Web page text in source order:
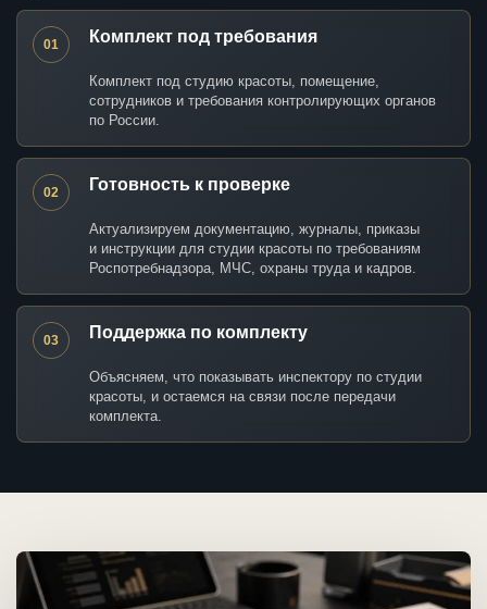
01 Комплект под требования
Комплект под студию красоты, помещение,
сотрудников и требования контролирующих органов
по России.
02 Готовность к проверке
Актуализируем документацию, журналы, приказы
и инструкции для студии красоты по требованиям
Роспотребнадзора, МЧС, охраны труда и кадров.
03 Поддержка по комплекту
Объясняем, что показывать инспектору по студии
красоты, и остаемся на связи после передачи
комплекта.